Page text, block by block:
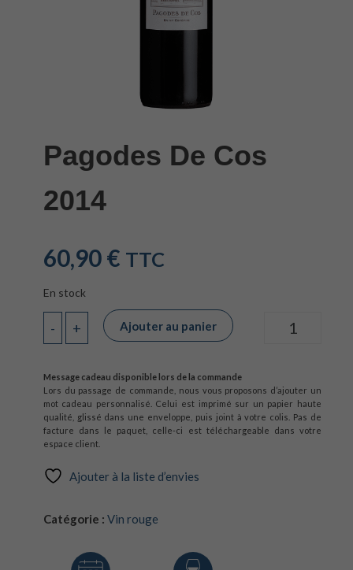
Pagodes De Cos
2014
60,90€ TTC
En stock
- Quantité
+ Ajouter au panier
Message cadeau disponible lors de la commande
Lors du passage de commande, nous vous proposons d’ajouter un
mot cadeau personnalisé. Celui est imprimé sur un papier haute
qualité, glissé dans une enveloppe, puis joint à votre colis. Pas de
facture dans le paquet, celle-ci est téléchargeable dans votre
espace client.
Ajouter à la liste d’envies
Catégorie : Vin rouge